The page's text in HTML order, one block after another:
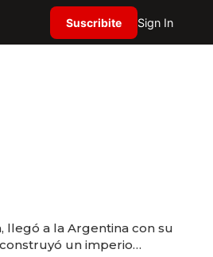
Suscribite Sign In
llegó a la Argentina con su
un imperio